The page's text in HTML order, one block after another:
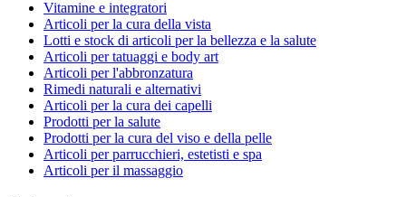
Vitamine e integratori
Articoli per la cura della vista
Lotti e stock di articoli per la bellezza e la salute
Articoli per tatuaggi e body art
Articoli per l'abbronzatura
Rimedi naturali e alternativi
Articoli per la cura dei capelli
Prodotti per la salute
Prodotti per la cura del viso e della pelle
Articoli per parrucchieri, estetisti e spa
Articoli per il massaggio